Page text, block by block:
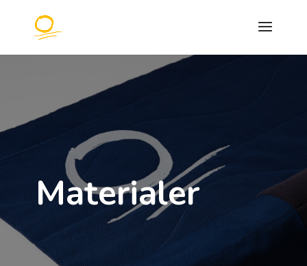
Materialer